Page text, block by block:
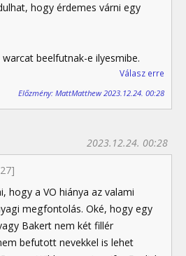
hogy érdemes várni egy
beelfutnak-e ilyesmibe.
Válasz erre
Előzmény: MattMatthew 2023.12.24. 00:28
2023.12.24. 00:28
hogy a VO hiánya az valami
megfontolás. Oké, hogy egy
Bakert nem két fillér
befutott nevekkel is lehet